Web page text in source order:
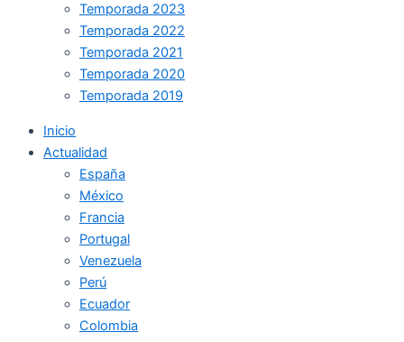
Temporada 2023
Temporada 2022
Temporada 2021
Temporada 2020
Temporada 2019
Inicio
Actualidad
España
México
Francia
Portugal
Venezuela
Perú
Ecuador
Colombia